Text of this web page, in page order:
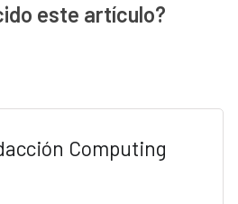
este artículo?
Computing